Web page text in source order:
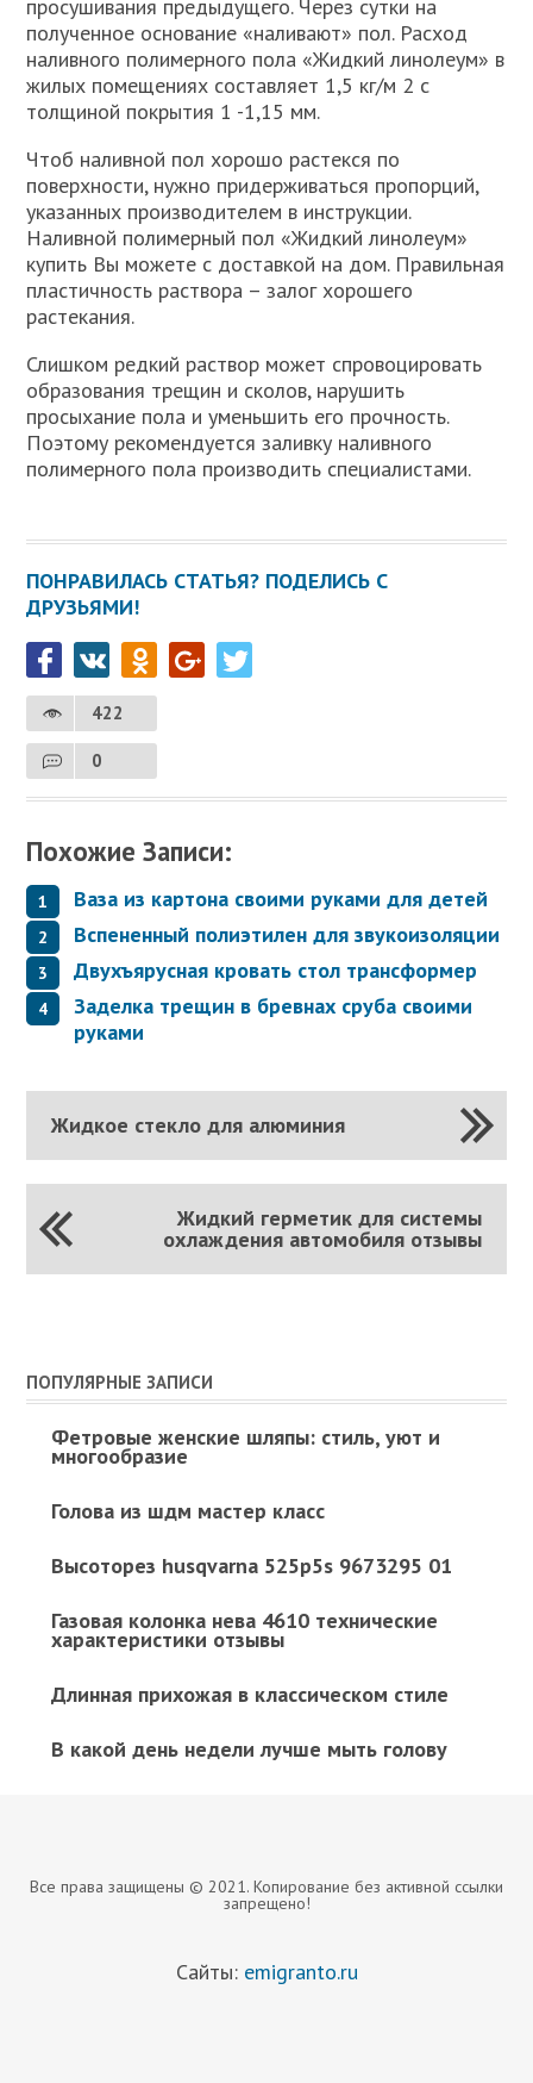
просушивания предыдущего. Через сутки на
полученное основание «наливают» пол. Расход
наливного полимерного пола «Жидкий линолеум» в
жилых помещениях составляет 1,5 кг/м 2 с
толщиной покрытия 1 -1,15 мм.
Чтоб наливной пол хорошо растекся по
поверхности, нужно придерживаться пропорций,
указанных производителем в инструкции.
Наливной полимерный пол «Жидкий линолеум»
купить Вы можете с доставкой на дом. Правильная
пластичность раствора – залог хорошего
растекания.
Слишком редкий раствор может спровоцировать
образования трещин и сколов, нарушить
просыхание пола и уменьшить его прочность.
Поэтому рекомендуется заливку наливного
полимерного пола производить специалистами.
ПОНРАВИЛАСЬ СТАТЬЯ? ПОДЕЛИСЬ С
ДРУЗЬЯМИ!
422
0
Похожие Записи:
Ваза из картона своими руками для детей
Вспененный полиэтилен для звукоизоляции
Двухъярусная кровать стол трансформер
Заделка трещин в бревнах сруба своими
руками
Жидкое стекло для алюминия
Жидкий герметик для системы
охлаждения автомобиля отзывы
ПОПУЛЯРНЫЕ ЗАПИСИ
Фетровые женские шляпы: стиль, уют и
многообразие
Голова из шдм мастер класс
Высоторез husqvarna 525p5s 9673295 01
Газовая колонка нева 4610 технические
характеристики отзывы
Длинная прихожая в классическом стиле
В какой день недели лучше мыть голову
Все права защищены © 2021. Копирование без активной ссылки
запрещено!
Сайты: emigranto.ru